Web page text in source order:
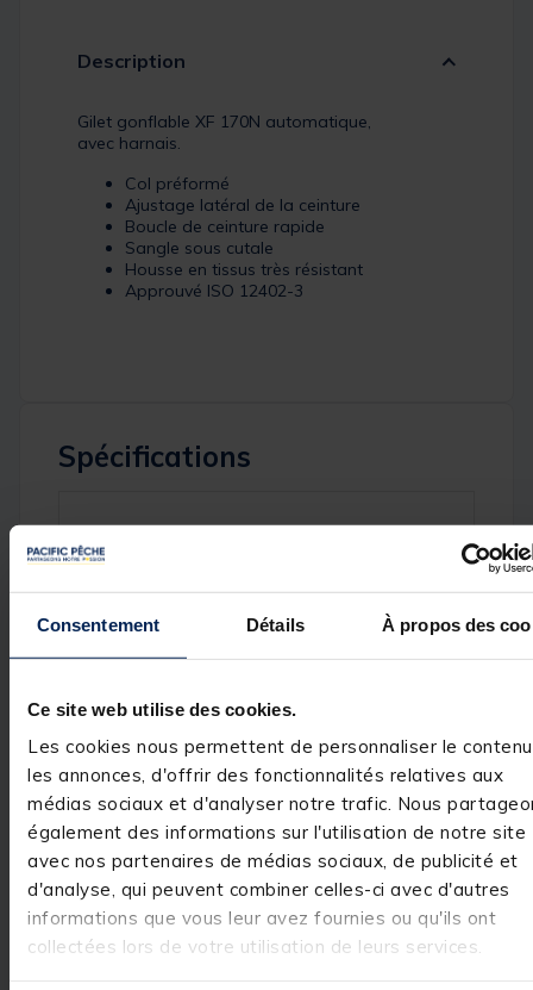
Consentement Détails À propos des
Ce site web utilise des cookies.
Les cookies nous permettent de personnaliser le
les annonces, d'offrir des fonctionnalités relatives aux
médias sociaux et d'analyser notre trafic. Nous
également des informations sur l'utilisation de notre site
avec nos partenaires de médias sociaux, de publicité et
d'analyse, qui peuvent combiner celles-ci avec d'autres
informations que vous leur avez fournies ou qu'ils ont
collectées lors de votre utilisation de leurs services.
Description
Gilet gonflable XF 170N automatique,
avec harnais.
Col préformé
Ajustage latéral de la ceinture
Boucle de ceinture rapide
Sangle sous cutale
Housse en tissus très résistant
Approuvé ISO 12402-3
Spécifications
Réf.
P6190
Marque
Avis des pêcheurs
4.75
Basé sur
avis soumis à un
contrôle
Voir tous les avis sur ce site
Avis vérifié
n ayant pas testé le
mais faisant confiance
donne la note de 5
Avis du24/01/2026 , suite
expérience du22/12/2025
Erick G.